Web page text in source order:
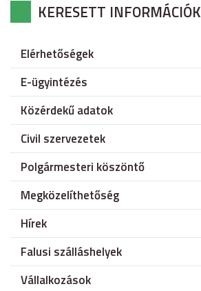
KERESETT INFORMÁCIÓK
Elérhetőségek
E-ügyintézés
Közérdekű adatok
Civil szervezetek
Polgármesteri köszöntő
Megközelíthetőség
Hírek
Falusi szálláshelyek
Vállalkozások